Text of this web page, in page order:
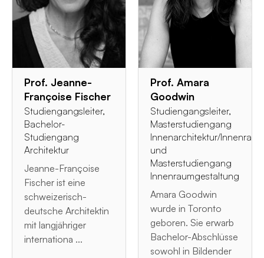
Prof. Jeanne-
Françoise Fischer
Studiengangsleiter,
Bachelor-
Studiengang
Architektur
Jeanne-Françoise
Fischer ist eine
schweizerisch-
deutsche Architektin
mit langjähriger
internationa ...
Prof. Amara
Goodwin
Studiengangsleiter,
Masterstudiengang
Innenarchitektur/
und
Masterstudiengang
Innenraumgestaltung
Amara Goodwin
wurde in Toronto
geboren. Sie erwarb
Bachelor-Abschlüsse
sowohl in Bildender